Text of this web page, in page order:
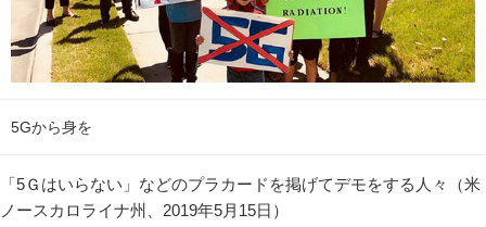
5Gから身を
「5Ｇはいらない」などのプラカードを掲げてデモをする人々（米
ノースカロライナ州、2019年5月15日）